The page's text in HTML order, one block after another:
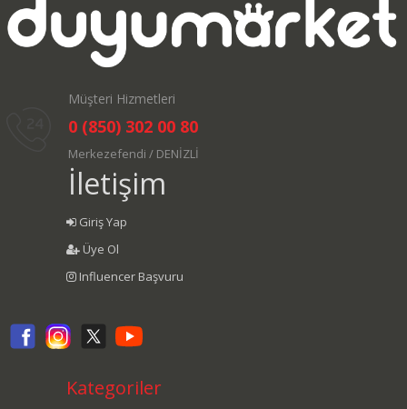
Müşteri Hizmetleri
0 (850) 302 00 80
Merkezefendi / DENİZLİ
İletişim
Giriş Yap
Üye Ol
Influencer Başvuru
Kategoriler